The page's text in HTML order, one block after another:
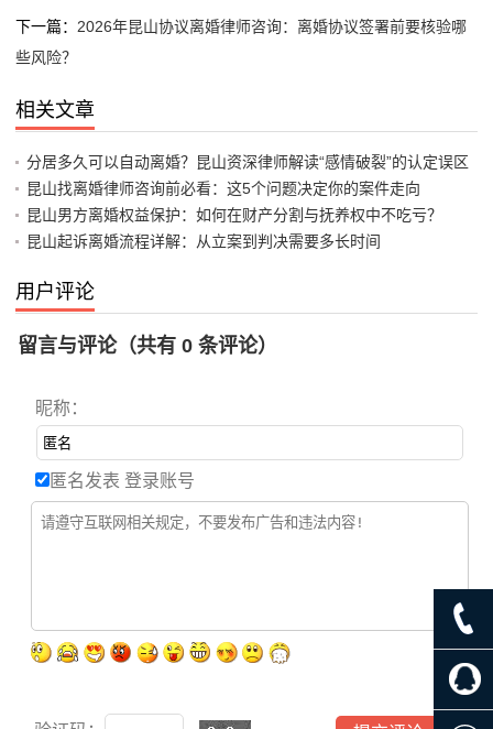
下一篇： 2026年昆山协议离婚律师咨询：离婚协议签署前要核验哪
些风险？
相关文章
分居多久可以自动离婚？昆山资深律师解读“感情破裂”的认定误区
昆山找离婚律师咨询前必看：这5个问题决定你的案件走向
昆山男方离婚权益保护：如何在财产分割与抚养权中不吃亏？
昆山起诉离婚流程详解：从立案到判决需要多长时间
用户评论
留言与评论（共有 0 条评论）
昵称：
匿名发表 登录账号